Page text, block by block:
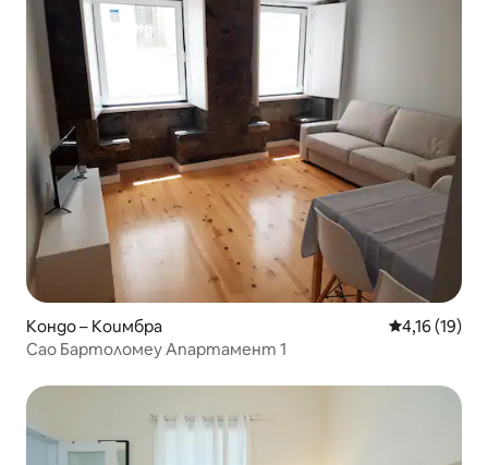
Кондо – Коимбра Средна
4,16 (19)
Сао Бартоломеу Апартамент 1